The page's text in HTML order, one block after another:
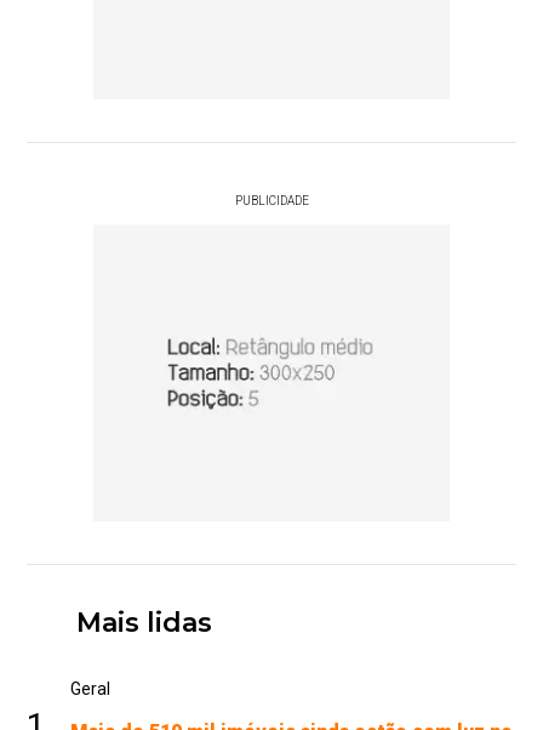
PUBLICIDADE
Mais lidas
Geral